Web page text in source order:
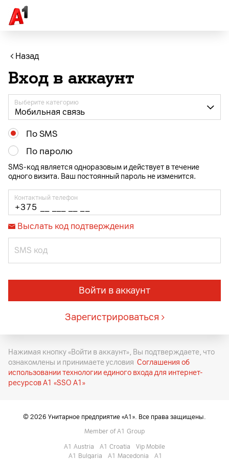
Назад
Вход в аккаунт
Мобильная связь
Выберите категорию
По SMS
По паролю
SMS-код является одноразовым и действует в течение
одного визита. Ваш постоянный пароль не изменится.
Контактный телефон
Выслать код подтверждения
SMS код
Войти в аккаунт
Зарегистрироваться
Нажимая кнопку«Войти в аккаунт», Вы подтверждаете, что
ознакомлены и принимаете условия Соглашения об
использовании технологии единого входа для интернет-
ресурсов A1 «SSO A1»
© 2026 Унитарное предприятие «A1». Все права защищены.
Member of A1 Group
A1 Austria A1 Croatia
Vip Mobile
A1 Bulgaria
A1 Macedonia A1